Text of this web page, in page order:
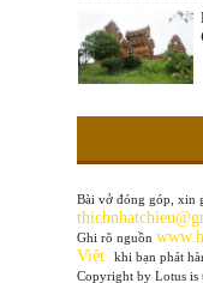
Bài vở đóng góp, xin
Ghi rõ nguồn www
Việt
khi bạn phát
Copyright by Lotus